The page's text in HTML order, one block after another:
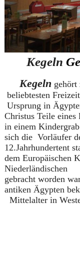
Kegeln
Kegeln gehört
beliebtesten
Ursprung in
Christus Teile
in einem
sich die Vorläufer
12.Jahrhundertent
dem Europäischen
Niederländischen
gebracht worden
antiken
Mittelalter in